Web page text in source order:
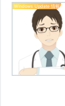
Windows Update 情報